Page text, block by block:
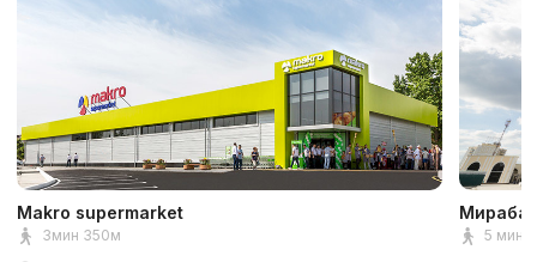
Makro supermarket
3мин 350м 5 мин